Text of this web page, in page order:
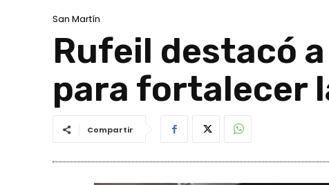
San Martín
Rufeil destacó
para fortalecer
Compartir